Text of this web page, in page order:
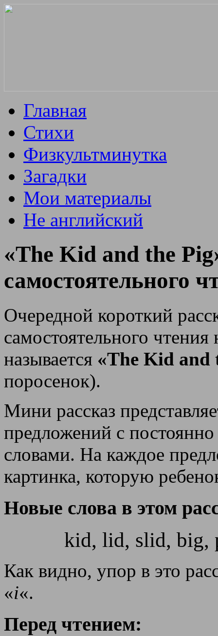
Главная
Стихи
Физкультминутка
Загадки
Мои материалы
Не английский
«The Kid and the
самостоятельного
Очередной короткий
самостоятельного
называется «The Kid and
поросенок).
Мини рассказ
предложений с
словами. На каждое
картинка, которую
Новые слова в этом
kid, lid, slid, big,
Как видно, упор в это
«i«.
Перед чтением: